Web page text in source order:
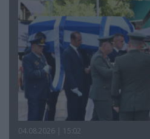
04.08.2026 | 15:02